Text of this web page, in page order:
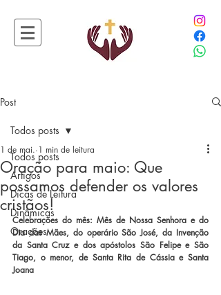
Post
Todos posts
Artigos
Dicas de Leitura
Dinâmicas
Orações
Todos posts
Oração para maio: Que
possamos defender os valores
cristãos!
1 de mai. 1 min de leitura
Celebrações do mês: Mês de Nossa Senhora e do
Dia das Mães, do operário São José, da Invenção
da Santa Cruz e dos apóstolos São Felipe e São
Tiago, o menor, de Santa Rita de Cássia e Santa
Joana